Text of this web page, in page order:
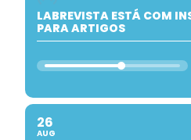
LABREVISTA ESTÁ COM
PARA ARTIGOS
26
AUG